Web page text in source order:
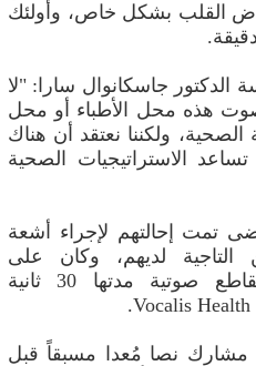
القلب بشكل خاص، وأولئك
الدكتور جاسكانوال سارا: "لا
هذه محل الأطباء أو محل
الصحية، ولكننا نعتقد أن هناك
الاستراتيجيات الصحية
في الدراسة 108 مرضى تمت إحالتهم لإجراء أشعة
التاجية لديهم، وكان على
المشاركين تسجيل ثلاث مقاطع صوتية مدتها 30 ثانية
مشارك نصا مُعدا مسبقاً قبل